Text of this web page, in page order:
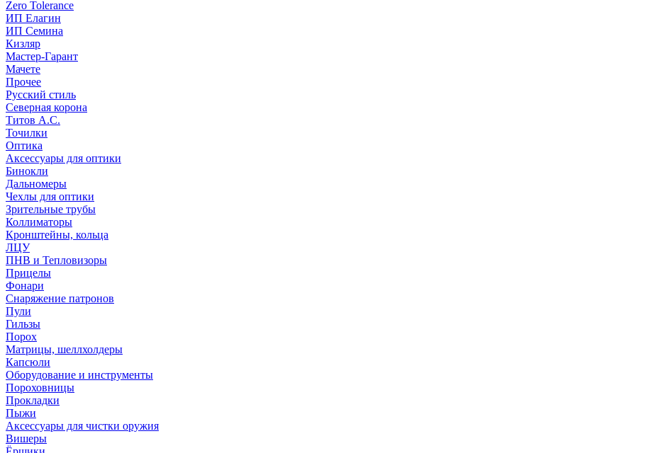
Zero Tolerance
ИП Елагин
ИП Семина
Кизляр
Мастер-Гарант
Мачете
Прочее
Русский стиль
Северная корона
Титов А.С.
Точилки
Оптика
Аксессуары для оптики
Бинокли
Дальномеры
Чехлы для оптики
Зрительные трубы
Коллиматоры
Кронштейны, кольца
ЛЦУ
ПНВ и Тепловизоры
Прицелы
Фонари
Снаряжение патронов
Пули
Гильзы
Порох
Матрицы, шеллхолдеры
Капсюли
Оборудование и инструменты
Пороховницы
Прокладки
Пыжи
Аксессуары для чистки оружия
Вишеры